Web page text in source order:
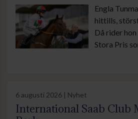
Engla
hittills,
Då rider
Stora Pris
6 augusti 2026 | Nyhet
International Saab Club